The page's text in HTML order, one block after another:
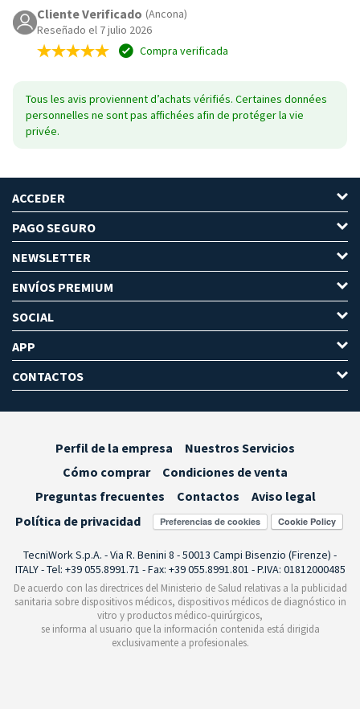
Cliente Verificado (Ancona)
Reseñado el 7 julio 2026
Compra verificada
Tous les avis proviennent d’achats vérifiés. Certaines données
personnelles ne sont pas affichées afin de protéger la vie
privée.
ACCEDER
PAGO SEGURO
NEWSLETTER
ENVÍOS PREMIUM
SOCIAL
APP
CONTACTOS
Perfil de la empresa
Nuestros Servicios
Cómo comprar
Condiciones de venta
Preguntas frecuentes
Contactos
Aviso legal
Política de privacidad
Preferencias de cookies
TecniWork S.p.A. - Via R. Benini 8 - 50013 Campi Bisenzio (Firenze) -
ITALY - Tel: +39 055.8991.71 - Fax: +39 055.8991.801 - P.IVA: 01812000485
De acuerdo con las directrices del Ministerio de Salud relativas a la publicidad
sanitaria sobre dispositivos médicos, dispositivos médicos de diagnóstico in
vitro y productos médico-quirúrgicos,
se informa al usuario que la información contenida está dirigida
exclusivamente a profesionales.